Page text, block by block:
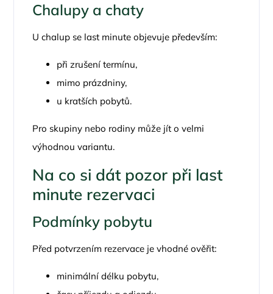
Chalupy a chaty
U chalup se last minute objevuje především:
při zrušení termínu,
mimo prázdniny,
u kratších pobytů.
Pro skupiny nebo rodiny může jít o velmi
výhodnou variantu.
Na co si dát pozor při last
minute rezervaci
Podmínky pobytu
Před potvrzením rezervace je vhodné ověřit:
minimální délku pobytu,